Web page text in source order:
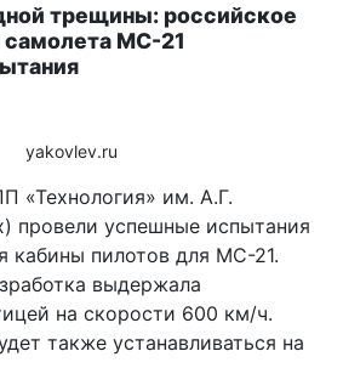
трещины: российское
самолета МС-21
yakovlev.ru
«Технология» им. А.Г.
провели успешные испытания
кабины пилотов для МС-21.
выдержала
на скорости 600 км/ч.
также устанавливаться на